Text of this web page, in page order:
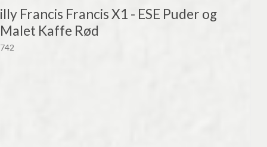
illy Francis Francis X1 - ESE Puder og
Malet Kaffe Rød
742